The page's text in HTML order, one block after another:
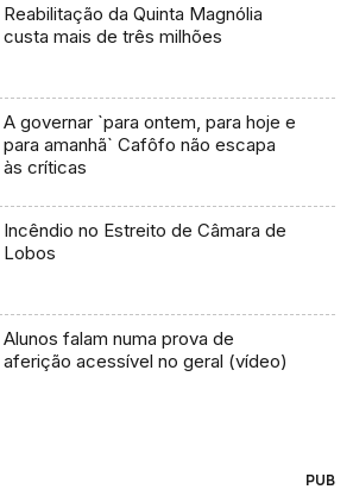
Reabilitação da Quinta Magnólia
custa mais de três milhões
A governar `para ontem, para hoje e
para amanhã` Cafôfo não escapa
às críticas
Incêndio no Estreito de Câmara de
Lobos
Alunos falam numa prova de
aferição acessível no geral (vídeo)
PUB